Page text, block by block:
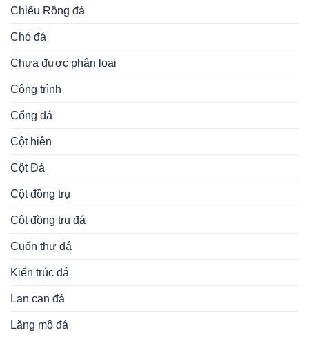
Chiếu Rồng đá
Chó đá
Chưa được phân loại
Công trình
Cổng đá
Cột hiên
Cột Đá
Cột đồng trụ
Cột đồng trụ đá
Cuốn thư đá
Kiến trúc đá
Lan can đá
Lăng mộ đá